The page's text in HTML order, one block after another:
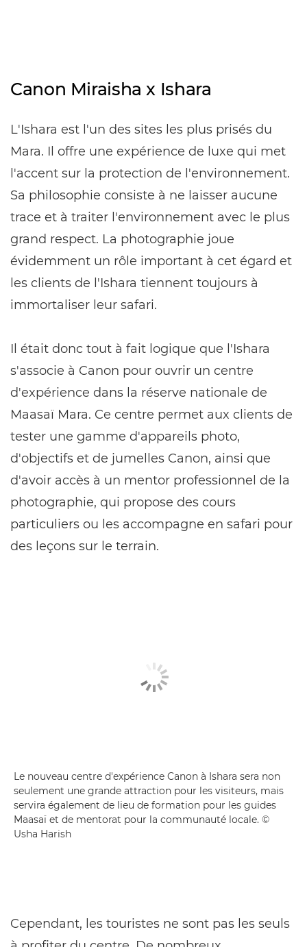
Canon Miraisha x Ishara
L'Ishara est l'un des sites les plus prisés du
Mara. Il offre une expérience de luxe qui met
l'accent sur la protection de l'environnement.
Sa philosophie consiste à ne laisser aucune
trace et à traiter l'environnement avec le plus
grand respect. La photographie joue
évidemment un rôle important à cet égard et
les clients de l'Ishara tiennent toujours à
immortaliser leur safari.
Il était donc tout à fait logique que l'Ishara
s'associe à Canon pour ouvrir un centre
d'expérience dans la réserve nationale de
Maasaï Mara. Ce centre permet aux clients de
tester une gamme d'appareils photo,
d'objectifs et de jumelles Canon, ainsi que
d'avoir accès à un mentor professionnel de la
photographie, qui propose des cours
particuliers ou les accompagne en safari pour
des leçons sur le terrain.
Le nouveau centre d'expérience Canon à Ishara sera non
seulement une grande attraction pour les visiteurs, mais
servira également de lieu de formation pour les guides
Maasaï et de mentorat pour la communauté locale. ©
Usha Harish
Cependant, les touristes ne sont pas les seuls